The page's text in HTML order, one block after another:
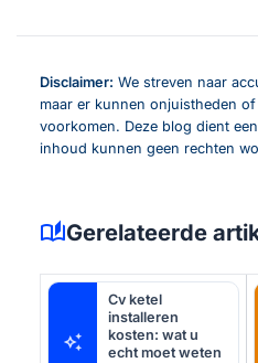
Disclaimer: We streven naar
maar er kunnen onjuistheden
voorkomen. Deze blog dient
inhoud kunnen geen rechten
auto_storiesGerelateerde
auto_awesome
Cv ketel
installeren
kosten: wat u
echt moet weten